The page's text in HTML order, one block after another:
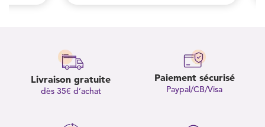
Livraison gratuite
dès 35€ d’achat
Paiement sécurisé
Paypal/CB/Visa